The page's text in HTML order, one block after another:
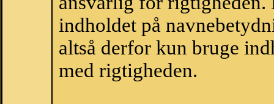
indholdet på
altså derfor kun bruge
med rigtigheden.